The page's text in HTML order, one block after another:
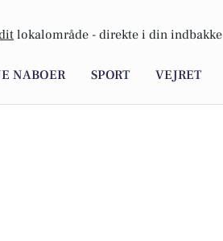
lokalområde - direkte i din indbakke
NABOER SPORT VEJRET